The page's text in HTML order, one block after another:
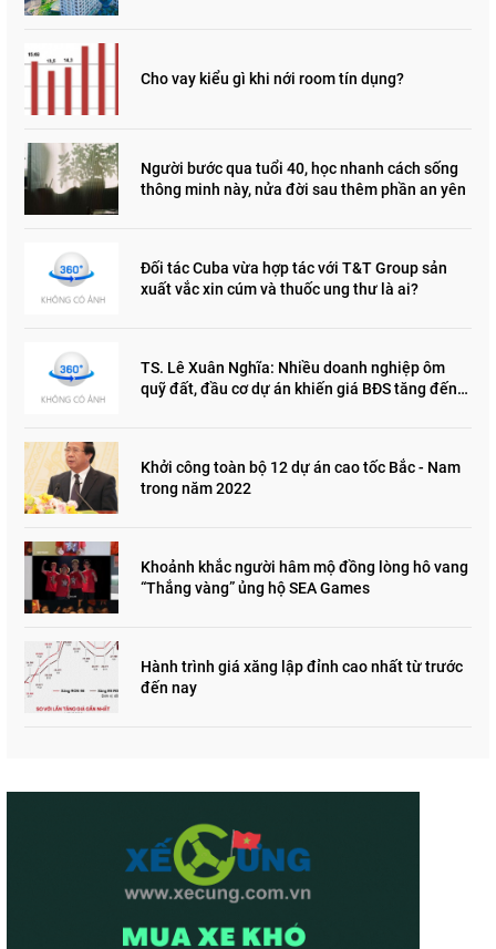
Cho vay kiểu gì khi nới room tín dụng?
Người bước qua tuổi 40, học nhanh cách sống
thông minh này, nửa đời sau thêm phần an yên
Đối tác Cuba vừa hợp tác với T&T Group sản
xuất vắc xin cúm và thuốc ung thư là ai?
TS. Lê Xuân Nghĩa: Nhiều doanh nghiệp ôm
quỹ đất, đầu cơ dự án khiến giá BĐS tăng đến
Khởi công toàn bộ 12 dự án cao tốc Bắc - Nam
trong năm 2022
Khoảnh khắc người hâm mộ đồng lòng hô vang
“Thắng vàng” ủng hộ SEA Games
Hành trình giá xăng lập đỉnh cao nhất từ trước
đến nay